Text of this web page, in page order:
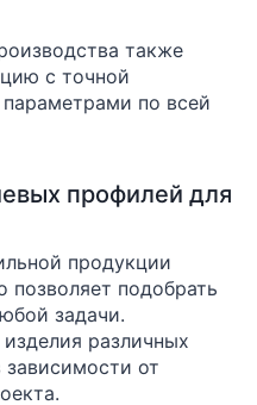
также
с точной
по всей
профилей для
продукции
позволяет подобрать
задачи.
различных
от